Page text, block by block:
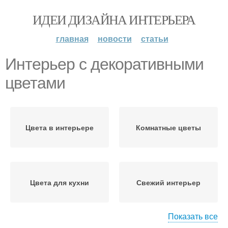
ИДЕИ ДИЗАЙНА ИНТЕРЬЕРА
главная новости статьи
Интерьер с декоративными
цветами
Цвета в интерьере Комнатные цветы
Цвета для кухни Свежий интерьер
Показать все